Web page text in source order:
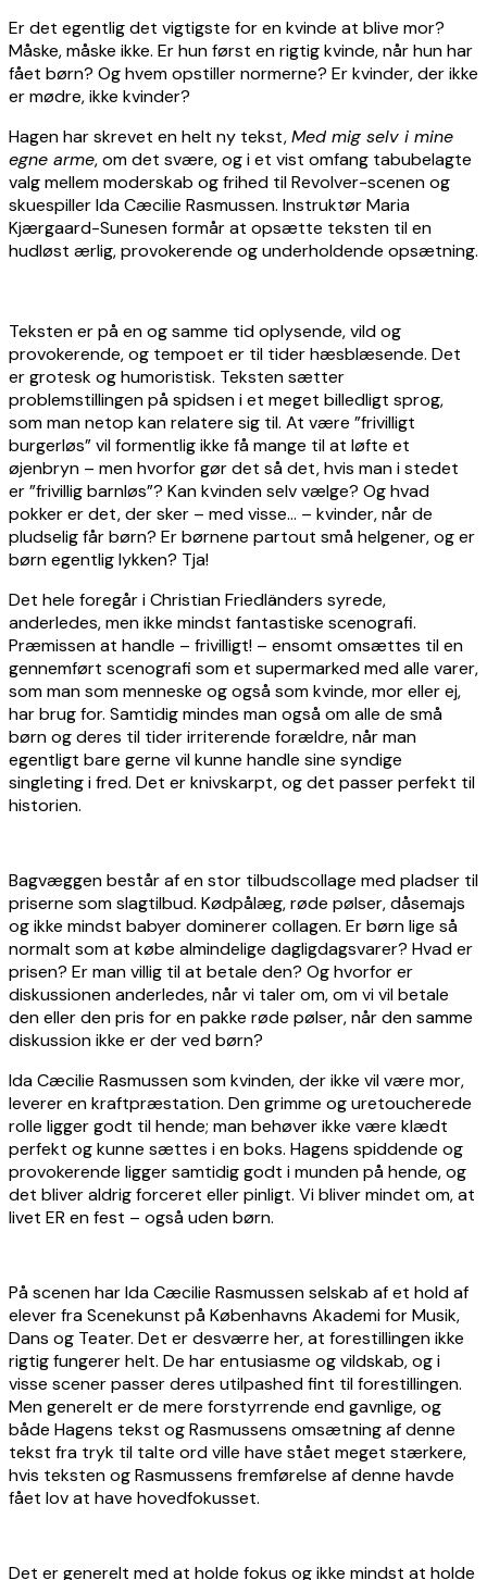
Er det egentlig det vigtigste for en kvinde at blive mor?
Måske, måske ikke. Er hun først en rigtig kvinde, når hun har
fået børn? Og hvem opstiller normerne? Er kvinder, der ikke
er mødre, ikke kvinder?
Hagen har skrevet en helt ny tekst,Med mig selv i mine
egne arme, om det svære, og i et vist omfang tabubelagte
valg mellem moderskab og frihed til Revolver-scenen og
skuespiller Ida Cæcilie Rasmussen. Instruktør Maria
Kjærgaard-Sunesen formår at opsætte teksten til en
hudløst ærlig, provokerende og underholdende opsætning.
Teksten er på en og samme tid oplysende, vild og
provokerende, og tempoet er til tider hæsblæsende. Det
er grotesk og humoristisk. Teksten sætter
problemstillingen på spidsen i et meget billedligt sprog,
som man netop kan relatere sig til. At være ”frivilligt
burgerløs” vil formentlig ikke få mange til at løfte et
øjenbryn – men hvorfor gør det så det, hvis man i stedet
er ”frivillig barnløs”? Kan kvinden selv vælge? Og hvad
pokker er det, der sker – med visse… – kvinder, når de
pludselig får børn? Er børnene partout små helgener, og er
børn egentlig lykken? Tja!
Det hele foregår i Christian Friedländers syrede,
anderledes, men ikke mindst fantastiske scenografi.
Præmissen at handle – frivilligt! – ensomt omsættes til en
gennemført scenografi som et supermarked med alle varer,
som man som menneske og også som kvinde, mor eller ej,
har brug for. Samtidig mindes man også om alle de små
børn og deres til tider irriterende forældre, når man
egentligt bare gerne vil kunne handle sine syndige
singleting i fred. Det er knivskarpt, og det passer perfekt til
historien.
Bagvæggen består af en stor tilbudscollage med pladser til
priserne som slagtilbud. Kødpålæg, røde pølser, dåsemajs
og ikke mindst babyer dominerer collagen. Er børn lige så
normalt som at købe almindelige dagligdagsvarer? Hvad er
prisen? Er man villig til at betale den? Og hvorfor er
diskussionen anderledes, når vi taler om, om vi vil betale
den eller den pris for en pakke røde pølser, når den samme
diskussion ikke er der ved børn?
Ida Cæcilie Rasmussen som kvinden, der ikke vil være mor,
leverer en kraftpræstation. Den grimme og uretoucherede
rolle ligger godt til hende; man behøver ikke være klædt
perfekt og kunne sættes i en boks. Hagens spiddende og
provokerende ligger samtidig godt i munden på hende, og
det bliver aldrig forceret eller pinligt. Vi bliver mindet om, at
livet ER en fest – også uden børn.
På scenen har Ida Cæcilie Rasmussen selskab af et hold af
elever fra Scenekunst på Københavns Akademi for Musik,
Dans og Teater. Det er desværre her, at forestillingen ikke
rigtig fungerer helt. De har entusiasme og vildskab, og i
visse scener passer deres utilpashed fint til forestillingen.
Men generelt er de mere forstyrrende end gavnlige, og
både Hagens tekst og Rasmussens omsætning af denne
tekst fra tryk til talte ord ville have stået meget stærkere,
hvis teksten og Rasmussens fremførelse af denne havde
fået lov at have hovedfokusset.
Det er generelt med at holde fokus og ikke mindst at holde